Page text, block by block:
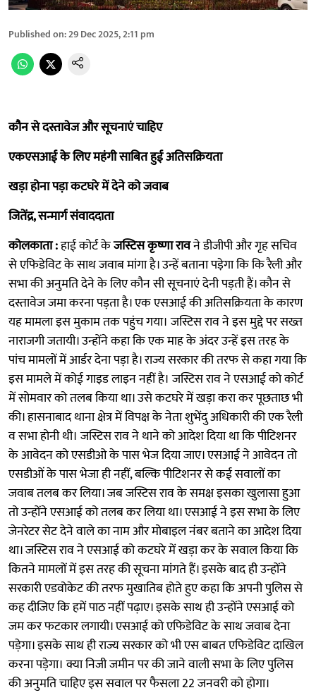
Published on:29 Dec 2025, 2:11 pm
कौन से दस्तावेज और सूचनाएं चाहिए
एकएसआई के लिए महंगी साबित हुई अतिसक्रियता
खड़ा होना पड़ा कटघरे में देने को जवाब
जितेंद्र, सन्मार्ग संवाददाता
कोलकाता :हाई कोर्ट केजस्टिस कृष्णा रावने डीजीपी और गृह सचिव
से एफिडेविट के साथ जवाब मांगा है। उन्हें बताना पडे़गा कि कि रैली और
सभा की अनुमति देने के लिए कौन सी सूचनाएं देनी पड़ती हैं। कौन से
दस्तावेज जमा करना पड़ता है। एक एसआईकी अतिसक्रियताके कारण
यह मामला इस मुकाम तक पहुंच गया। जस्टिस राव ने इस मुद्दे पर सख्त
नाराजगी जतायी। उन्होंने कहा कि एक माह के अंदर उन्हें इस तरह के
पांच मामलों में आर्डर देना पड़ा है। राज्य सरकारकी तरफ से कहा गया कि
इस मामले में कोई गाइड लाइन नहीं है। जस्टिस राव ने एसआई को कोर्ट
में सोमवार को तलब किया था। उसे कटघरे में खड़ा करा कर पूछताछ भी
की। हासनाबाद थाना क्षेत्र में विपक्ष के नेता शुभेंदु अधिकारी की एक रैली
व सभा होनी थी। जस्टिस रावने थाने को आदेश दिया था कि पीटिशनर
के आवेदनको एसडीओ के पास भेज दिया जाए। एसआई ने आवेदन तो
एसडीओं के पास भेजा ही नहीं, बल्कि पीटिशनर से कई सवालों का
जवाब तलब कर लिया। जब जस्टिस राव के समक्ष इसका खुलासा हुआ
तो उन्होंने एसआई को तलब कर लिया था। एसआई ने इस सभा के लिए
जेनरेटर सेट देने वाले का नाम और मोबाइल नंबर बताने का आदेश दिया
था। जस्टिस राव ने एसआई को कटघरे में खड़ा कर के सवाल किया कि
कितने मामलों में इस तरहकी सूचना मांगते हैं। इसके बाद ही उन्होंने
सरकारी एडवोकेट की तरफ मुखातिब होते हुए कहा कि अपनीपुलिस से
कह दीजिए कि हमें पाठ नहीं पढ़ाए। इसके साथ ही उन्होंने एसआई को
जम कर फटकार लगायी। एसआई को एफिडेविट के साथ जवाब देना
पड़ेगा। इसके साथ ही राज्य सरकार को भी एस बाबत एफिडेविट दाखिल
करना पड़ेगा। क्या निजी जमीन पर की जाने वाली सभा के लिए पुलिस
की अनुमति चाहिएइस सवाल पर फैसला 22 जनवरी को होगा।